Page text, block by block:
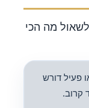
מה הכי
פעיל דורש
קרוב.